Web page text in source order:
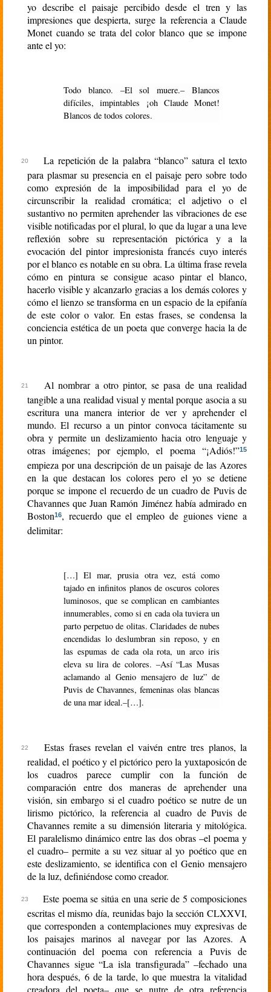
yo describe el paisaje percibido desde el tren y las
impresiones que despierta, surge la referencia a Claude
Monet cuando se trata del color blanco que se impone
ante el yo:
Todo blanco. –El sol muere.– Blancos
difíciles, impintables ¡oh Claude Monet!
Blancos de todos colores.
La repetición de la palabra “blanco” satura el texto
para plasmar su presencia en el paisaje pero sobre todo
como expresión de la imposibilidad para el yo de
circunscribir la realidad cromática; el adjetivo o el
sustantivo no permiten aprehender las vibraciones de ese
visible notificadas por el plural, lo que da lugar a una leve
reflexión sobre su representación pictórica y a la
evocación del pintor impresionista francés cuyo interés
por el blanco es notable en su obra. La última frase revela
cómo en pintura se consigue acaso pintar el blanco,
hacerlo visible y alcanzarlo gracias a los demás colores y
cómo el lienzo se transforma en un espacio de la epifanía
de este color o valor. En estas frases, se condensa la
conciencia estética de un poeta que converge hacia la de
un pintor.
Al nombrar a otro pintor, se pasa de una realidad
tangible a una realidad visual y mental porque asocia a su
escritura una manera interior de ver y aprehender el
mundo. El recurso a un pintor convoca tácitamente su
obra y permite un deslizamiento hacia otro lenguaje y
otras imágenes; por ejemplo, el poema “¡Adiós!”15
empieza por una descripción de un paisaje de las Azores
en la que destacan los colores pero el yo se detiene
porque se impone el recuerdo de un cuadro de Puvis de
Chavannes que Juan Ramón Jiménez había admirado en
Boston16, recuerdo que el empleo de guiones viene a
delimitar:
[…] El mar, prusia otra vez, está como
tajado en infinitos planos de oscuros colores
luminosos, que se complican en cambiantes
innumerables, como si en cada ola tuviera un
parto perpetuo de olitas. Claridades de nubes
encendidas lo deslumbran sin reposo, y en
las espumas de cada ola rota, un arco iris
eleva su lira de colores. –Así “Las Musas
aclamando al Genio mensajero de luz” de
Puvis de Chavannes, femeninas olas blancas
de una mar ideal.–[…].
Estas frases revelan el vaivén entre tres planos, la
realidad, el poético y el pictórico pero la yuxtaposicón de
los cuadros parece cumplir con la función de
comparación entre dos maneras de aprehender una
visión, sin embargo si el cuadro poético se nutre de un
lirismo pictórico, la referencia al cuadro de Puvis de
Chavannes remite a su dimensión literaria y mitológica.
El paralelismo dinámico entre las dos obras –el poema y
el cuadro– permite a su vez situar al yo poético que en
este deslizamiento, se identifica con el Genio mensajero
de la luz, definiéndose como creador.
Este poema se sitúa en una serie de 5 composiciones
escritas el mismo día, reunidas bajo la sección CLXXVI,
que corresponden a contemplaciones muy expresivas de
los paisajes marinos al navegar por las Azores. A
continuación del poema con referencia a Puvis de
Chavannes sigue “La isla transfigurada” –fechado una
hora después, 6 de la tarde, lo que muestra la vitalidad